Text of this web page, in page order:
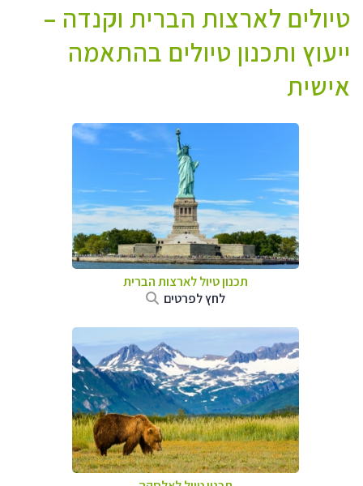
טיולים לארצות הברית וקנדה –
ייעוץ ותכנון טיולים בהתאמה
אישית
תכנון טיול לארצות הברית
לחץ לפרטים